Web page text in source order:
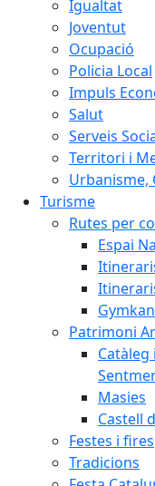
Igualtat
Joventut
Ocupació
Policia Local
Impuls
Salut
Serveis
Territori i
Urbanisme,
Turisme
Rutes per
Espai
Patrimoni
Catàleg
Masies
Castell
Festes i fires
Tradicions